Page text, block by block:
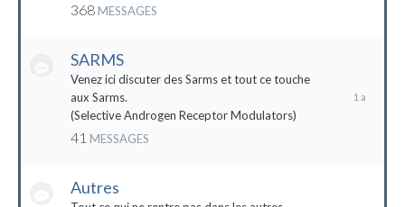
368 MESSAGES
SARMS
Venez ici discuter des Sarms et tout ce touche
aux Sarms.
(Selective Androgen Receptor Modulators)
41 MESSAGES
2022
Autres